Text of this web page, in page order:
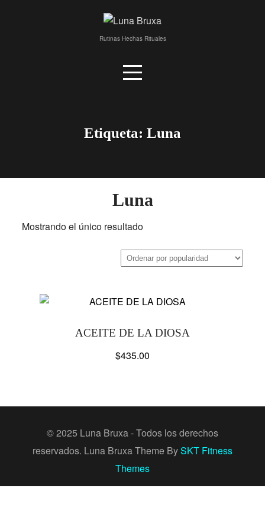
Rutinas Hechas Rituales
Etiqueta: Luna
Luna
Mostrando el único resultado
ACEITE DE LA DIOSA
$435.00
© 2025 Luna Bruxa - Todos los derechos
reservados. Luna Bruxa Theme BySKT Fitness
Themes